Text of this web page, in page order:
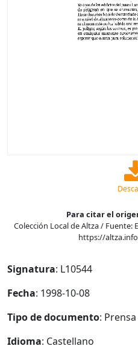
Para citar el
Colección Local de Altza / Fuente:
https://
Signatura: L10544
Fecha: 1998-10-08
Tipo de documento: Prensa
Idioma: Castellano